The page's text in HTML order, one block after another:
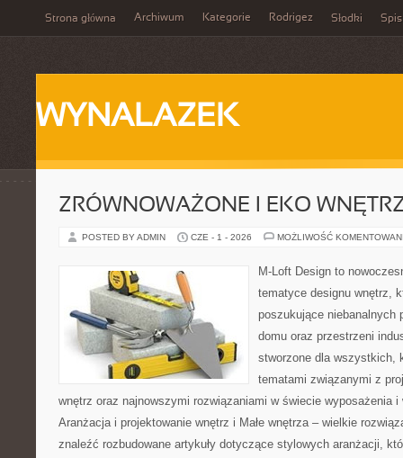
Strona główna Archiwum Kategorie Rodrigez Słodki Spis
WYNALAZEK
ZRÓWNOWAŻONE I EKO
POSTED BY ADMIN CZE - 1 - 2026 MOŻLIWOŚĆ
M-Loft Design to
tematyce designu wnętrz,
poszukujące niebanalnych
domu oraz przestrzeni
stworzone dla wszystkich,
tematami związanymi z
wnętrz oraz najnowszymi rozwiązaniami w świecie wyposażenia
Aranżacja i projektowanie wnętrz i Małe wnętrza – wielkie
znaleźć rozbudowane artykuły dotyczące stylowych aranżacji,